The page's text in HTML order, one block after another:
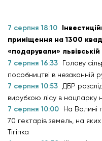
7 серпня 18:10
приміщення на 1300
«подарували» львівській
7 серпня 16:33
Голову
пособництві в незаконній
7 серпня 10:53
ДБР
вирубкою лісу в нацпарку
7 серпня 10:00
На Волині
70 гектарів земель, на
Тігіпка